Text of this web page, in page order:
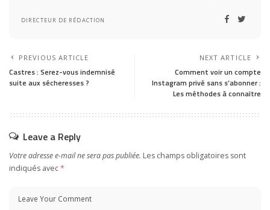
DIRECTEUR DE RÉDACTION
PREVIOUS ARTICLE
Castres : Serez-vous indemnisé
suite aux sécheresses ?
NEXT ARTICLE
Comment voir un compte
Instagram privé sans s’abonner :
Les méthodes à connaître
Leave a Reply
Votre adresse e-mail ne sera pas publiée. Les champs obligatoires sont
indiqués avec*